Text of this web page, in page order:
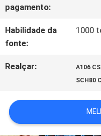
NOS
NOTÍCIAS
SOLICITE UM
ORÇAMENTO
pagamento:
Habilidade da
fonte:
1000
Realçar: A106
SCH80